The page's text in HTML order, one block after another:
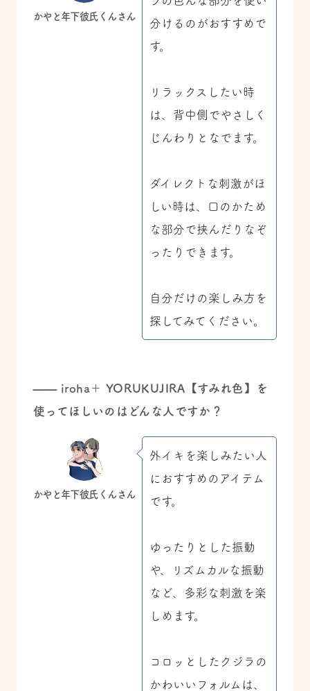
かやと年下彼氏くんさん
分けるのがおすすめで
す。
リラックスしたい時
は、背中側でやさしく
じんわりとなでます。
ダイレクトな刺激がほ
しい時は、口のかため
な部分で挟んだりなぞ
ったりできます。
自分だけの楽しみ方を
探してみてください。
—— iroha＋ YORUKUJIRA【すみれ色】を
使ってほしいのはどんな人ですか？
かやと年下彼氏くんさん
外イキを楽しみたい人
におすすめのアイテム
です。
ゆったりとした振動
や、リズムカルな振動
など、多彩な刺激を楽
しめます。
コロッとしたクジラの
かわいいフォルムは、